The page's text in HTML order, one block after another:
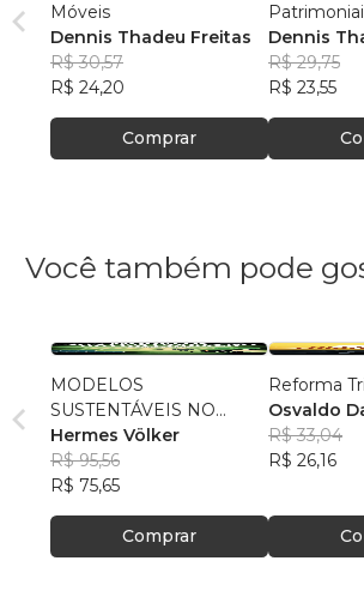
Móveis
Dennis Thadeu Freitas
R$ 30,57
R$ 24,20
Comprar
Dennis
R$ 29,75
R$ 23,55
Você também pode
MODELOS
SUSTENTÁVEIS NO
SETOR PÚBLICO
Hermes Völker
R$ 95,56
R$ 75,65
Comprar
Reforma
Osvaldo
R$ 33,04
R$ 26,16